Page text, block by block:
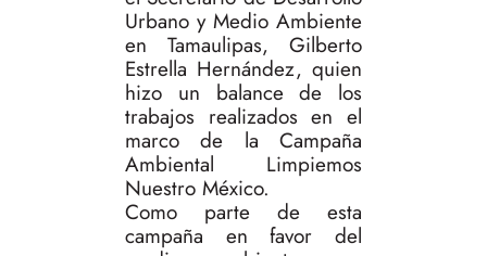
Urbano y Medio Ambiente
en Tamaulipas, Gilberto
Estrella Hernández, quien
hizo un balance de los
trabajos realizados en el
marco de la Campaña
Ambiental Limpiemos
Nuestro México.
Como parte de esta
campaña en favor del